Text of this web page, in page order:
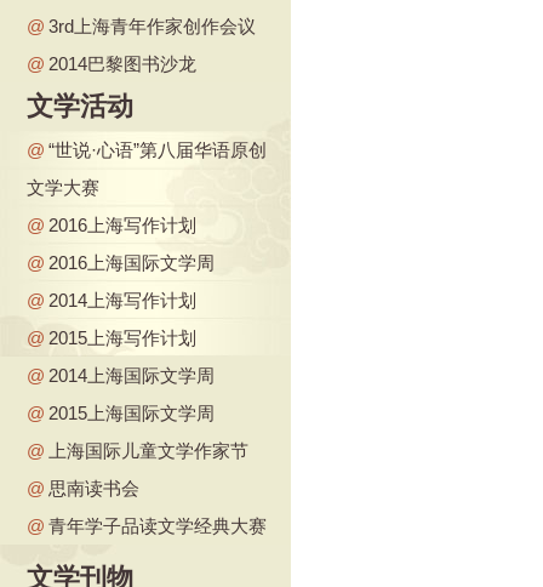
@ 3rd上海青年作家创作会议
@ 2014巴黎图书沙龙
文学活动
@ “世说·心语”第八届华语原创
文学大赛
@ 2016上海写作计划
@ 2016上海国际文学周
@ 2014上海写作计划
@ 2015上海写作计划
@ 2014上海国际文学周
@ 2015上海国际文学周
@
上海国际儿童文学作家节
@ 思南读书会
@ 青年学子品读文学经典大赛
文学刊物